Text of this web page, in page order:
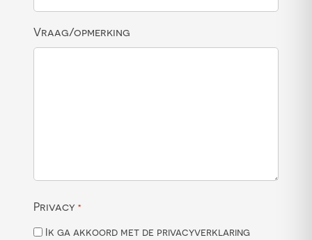
Vraag/opmerking
Privacy *
Ik ga akkoord met de privacyverklaring